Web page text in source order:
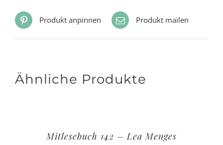
Produkt anpinnen Produkt mailen
Ähnliche Produkte
Mitlesebuch 142 – Lea Menges